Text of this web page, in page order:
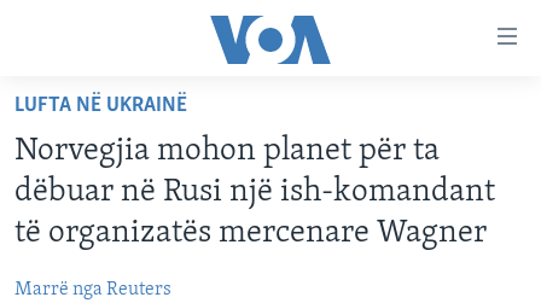
faqen
kryesore
Kalo
tek
faqja
Kalo
KATEGORITË
DITARI
Learning English
LUFTA NË UKRAINË
Norvegjia mohon planet për ta
dëbuar në Rusi një ish-komandant
të organizatës mercenare Wagner
Marrë nga Reuters